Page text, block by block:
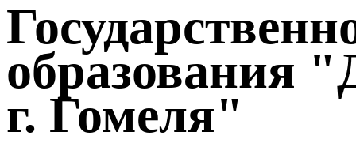
образования
г. Гомеля"